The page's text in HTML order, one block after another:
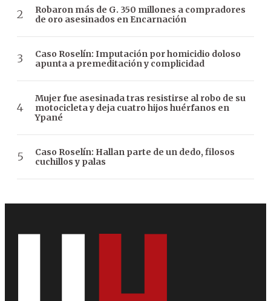
Robaron más de G. 350 millones a compradores
de oro asesinados en Encarnación
Caso Roselín: Imputación por homicidio doloso
apunta a premeditación y complicidad
Mujer fue asesinada tras resistirse al robo de su
motocicleta y deja cuatro hijos huérfanos en
Ypané
Caso Roselín: Hallan parte de un dedo, filosos
cuchillos y palas